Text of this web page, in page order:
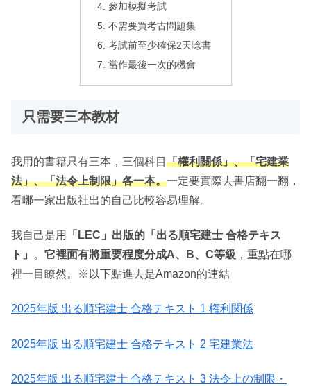
參加模擬考試
不需要買考古問題集
考試前至少確保2天唸書
當作最後一次的機會
只需要三本教材
我用的書籍只有三本，三個科目 「權利關係」、「宅建業
法」、「法令上制限」各一本。一定要實際去書店翻一翻，
看哪一家出版社出的自己比較容易理解。
我自己是用 「LEC」出版的「 出る順宅建士 合格テキス
ト 」 。 它裡面有將重要程度分成A、B、C等級 ，重點在哪
裡一目瞭然。※以下點進去是Amazon的連結
2025年版 出る順宅建士 合格テキスト 1 権利関係
2025年版 出る順宅建士 合格テキスト 2 宅建業法
2025年版 出る順宅建士 合格テキスト 3 法令上の制限・